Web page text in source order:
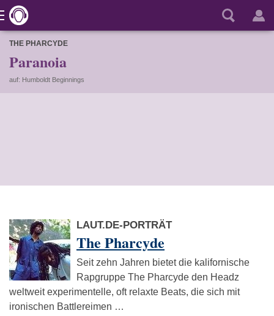
THE PHARCYDE
Paranoia
auf: Humboldt Beginnings
LAUT.DE-PORTRÄT
The Pharcyde
Seit zehn Jahren bietet die kalifornische
Rapgruppe The Pharcyde den Headz
weltweit experimentelle, oft relaxte Beats, die sich mit
ironischen Battlereimen …